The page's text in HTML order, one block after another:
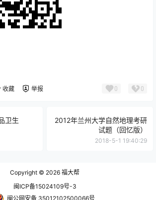
收藏 举报 0 0
卫生
2012年兰州大学自然地理考研
试题（回忆版）
2018-5-1 19:40:29
Copyright © 2026 福大帮
闽ICP备15024109号-3
闽公网安备 35012102500066号